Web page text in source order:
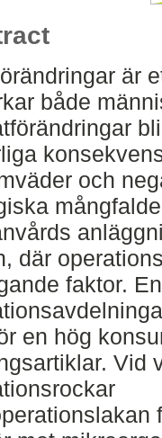
är
både
och
där
faktor.
en hög
Vid